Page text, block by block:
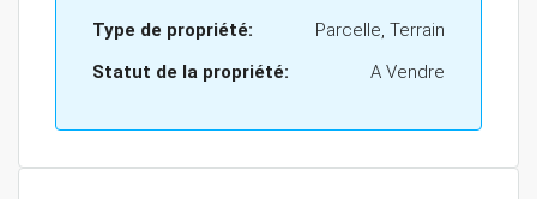
Type de propriété:
Parcelle, Terrain
Statut de la propriété:
A Vendre